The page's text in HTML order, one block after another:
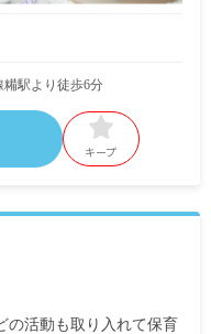
駅より徒歩6分
キープ
の活動も取り入れて保育